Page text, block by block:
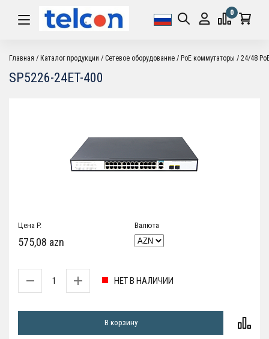
0
Главная Каталог продукции Cетевое оборудование PoE коммутаторы 24/48
SP5226-24ET-400
Цена P.
575,08 azn
Валюта
НЕТ В НАЛИЧИИ
В корзину